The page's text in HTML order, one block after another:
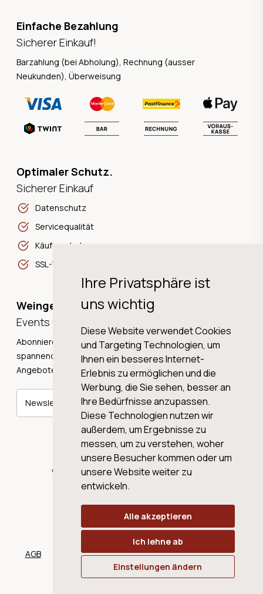
Ihre Privatsphäre ist
uns wichtig
Diese Website verwendet Cookies
und Targeting Technologien, um
Ihnen ein besseres Internet-
Erlebnis zu ermöglichen und die
Werbung, die Sie sehen, besser an
Ihre Bedürfnisse anzupassen.
Diese Technologien nutzen wir
außerdem, um Ergebnisse zu
messen, um zu verstehen, woher
unsere Besucher kommen oder um
unsere Website weiter zu
entwickeln.
Alle akzeptieren
Ich lehne ab
Einstellungen ändern
Einfache Bezahlung
Sicherer Einkauf!
Barzahlung (bei Abholung), Rechnung (ausser
Neukunden), Überweisung
Optimaler Schutz.
Sicherer Einkauf
Datenschutz
Servicequalität
Käuferschutz
SSL-Verschlüsselung
Weingeschichten,
Events und Neuigkeiten!
Abonnieren Sie unseren Newsletter und erhalten Sie
spannende Weingeschichten, Neuigkeiten und tolle
Angebote direkt in Ihre Mailbox.
Newsletter abonnieren
© 2026 WINE AG VALENTIN & VON SALIS
AGB Datenschutz Impressum Cookies